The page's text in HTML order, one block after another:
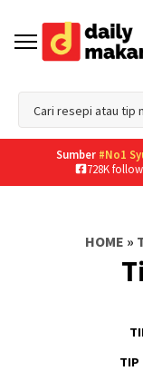
Sumber #No1
728K
HOME »
TIP